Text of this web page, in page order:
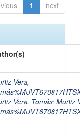
1 next
Vera,
Vera, Tomás; Muñiz